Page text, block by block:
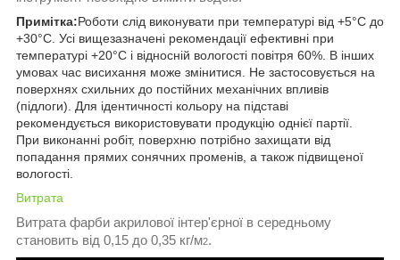
Примітка:Роботи слід виконувати при температурі від +5°С до
+30°С. Усі вищезазначені рекомендації ефективні при
температурі +20°С і відносній вологості повітря 60%. В інших
умовах час висихання може змінитися. Не застосовується на
поверхнях схильних до постійних механічних впливів
(підлоги). Для ідентичності кольору на підставі
рекомендується використовувати продукцію однієї партії.
При виконанні робіт, поверхню потрібно захищати від
попадання прямих сонячних променів, а також підвищеної
вологості.
Витрата
Витрата фарби акрилової інтер'єрної в середньому
становить від 0,15 до 0,35 кг/м2.